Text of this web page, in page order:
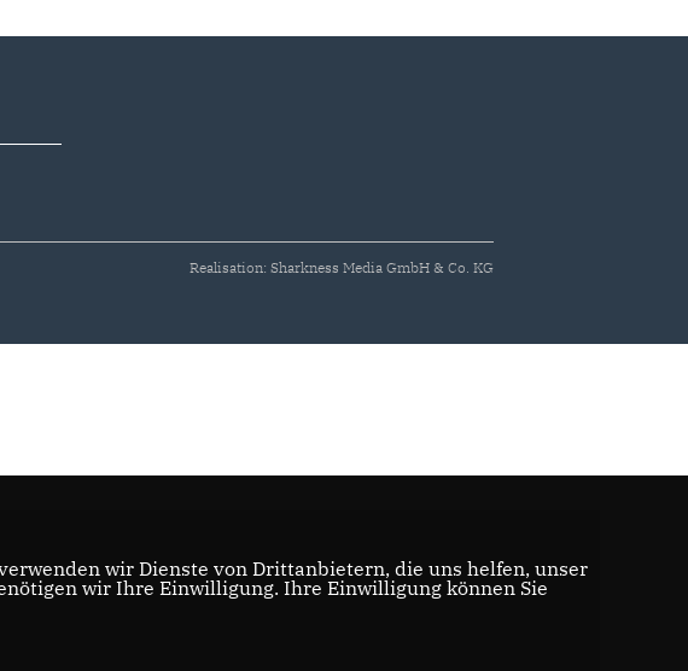
Realisation: Sharkness Media GmbH & Co. KG
wir Dienste von Drittanbietern, die uns helfen, unser
wir Ihre Einwilligung. Ihre Einwilligung können Sie